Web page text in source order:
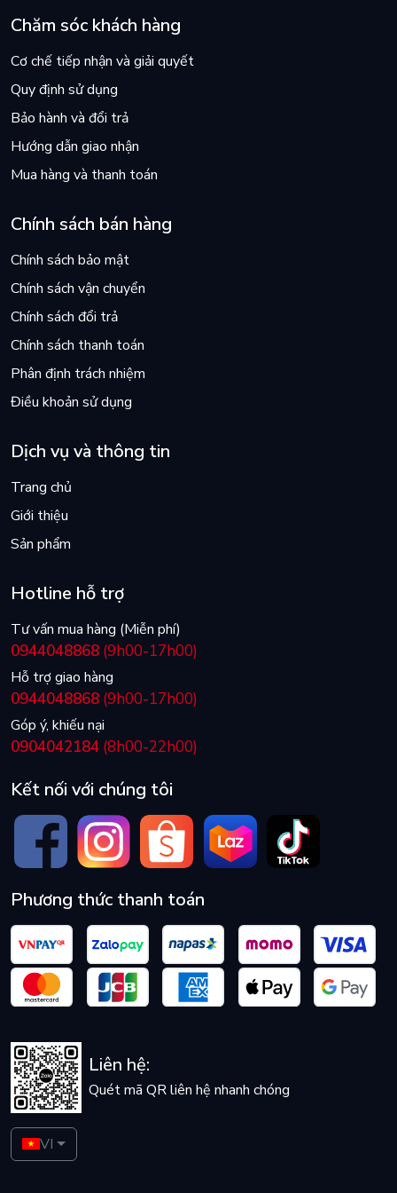
Phần 6: Lý thuyết tiền tệ
Chương 22: Nhu cầu về tiền
Chương 23: Mô hình Keynes và mô hình IS-LM
Chương 24: Chính sách tài chính và tiền tệ trong mô hình IS-
LM
Chương 26: Bằng chứng về cơ chế tác động của chính sách
tiền tệ
Chương 27: Tiền tệ và lạm phát
Chăm sóc khách hàng
Cơ chế tiếp nhận và giải quyết
Quy định sử dụng
Bảo hành và đổi trả
Hướng dẫn giao nhận
Mua hàng và thanh toán
Chính sách bán hàng
Chính sách bảo mật
Chính sách vận chuyển
Chính sách đổi trả
Chính sách thanh toán
Phân định trách nhiệm
Điều khoản sử dụng
Dịch vụ và thông tin
Trang chủ
Giới thiệu
Sản phẩm
Hotline hỗ trợ
Tư vấn mua hàng (Miễn phí)
0944048868 (9h00-17h00)
Hỗ trợ giao hàng
0944048868 (9h00-17h00)
Góp ý, khiếu nại
0904042184 (8h00-22h00)
Kết nối với chúng tôi
Phương thức thanh toán
Liên hệ:
Quét mã QR liên hệ nhanh chóng
VI